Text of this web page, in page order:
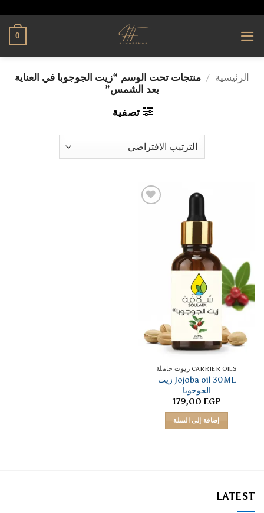
0
الرئيسية / منتجات تحت الوسم “زيت الجوجوبا في العناية
بعد الشمس”
تصفية
CARRIER OILS زيوت حاملة
Jojoba oil 30ML زيت
الجوجوبا
179,00 EGP
إضافة إلى السلة
LATEST